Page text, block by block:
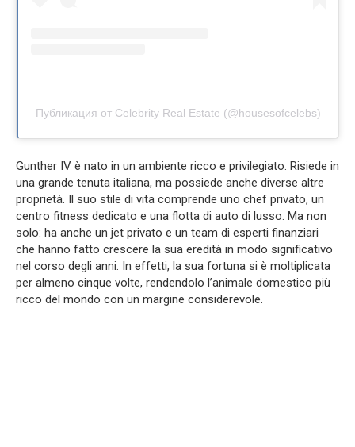
Публикация от Celebrity Real Estate (@housesofcelebs)
Gunther IV è nato in un ambiente ricco e privilegiato. Risiede in
una grande tenuta italiana, ma possiede anche diverse altre
proprietà. Il suo stile di vita comprende uno chef privato, un
centro fitness dedicato e una flotta di auto di lusso. Ma non
solo: ha anche un jet privato e un team di esperti finanziari
che hanno fatto crescere la sua eredità in modo significativo
nel corso degli anni. In effetti, la sua fortuna si è moltiplicata
per almeno cinque volte, rendendolo l’animale domestico più
ricco del mondo con un margine considerevole.